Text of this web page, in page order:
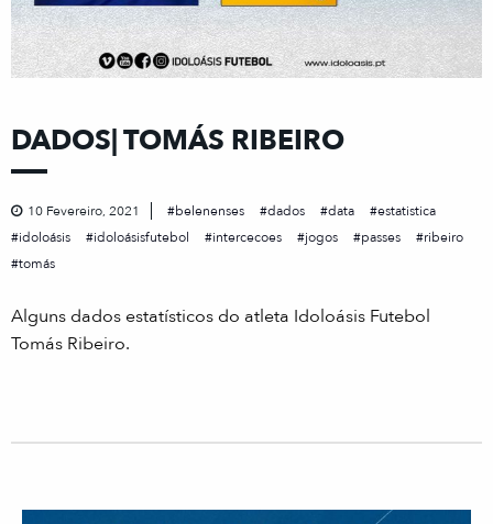
DADOS| TOMÁS RIBEIRO
10 Fevereiro, 2021 belenenses dados data
estatistica
idoloásis
idoloásisfutebol intercecoes jogos passes
ribeiro
tomás
Alguns dados estatísticos do atleta Idoloásis Futebol
Tomás Ribeiro.